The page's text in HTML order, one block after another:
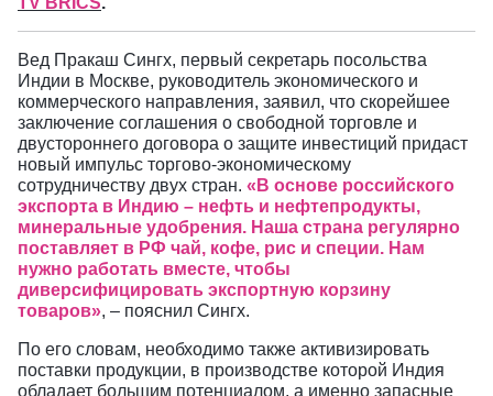
Вед Пракаш Сингх, первый секретарь посольства
Индии в Москве, руководитель экономического и
коммерческого направления, заявил, что скорейшее
заключение соглашения о свободной торговле и
двустороннего договора о защите инвестиций придаст
новый импульс торгово-экономическому
сотрудничеству двух стран. «В основе российского
экспорта в Индию – нефть и нефтепродукты,
минеральные удобрения. Наша страна регулярно
поставляет в РФ чай, кофе, рис и специи. Нам
нужно работать вместе, чтобы
диверсифицировать экспортную корзину
товаров», – пояснил Сингх.
По его словам, необходимо также активизировать
поставки продукции, в производстве которой Индия
обладает большим потенциалом, а именно запасные